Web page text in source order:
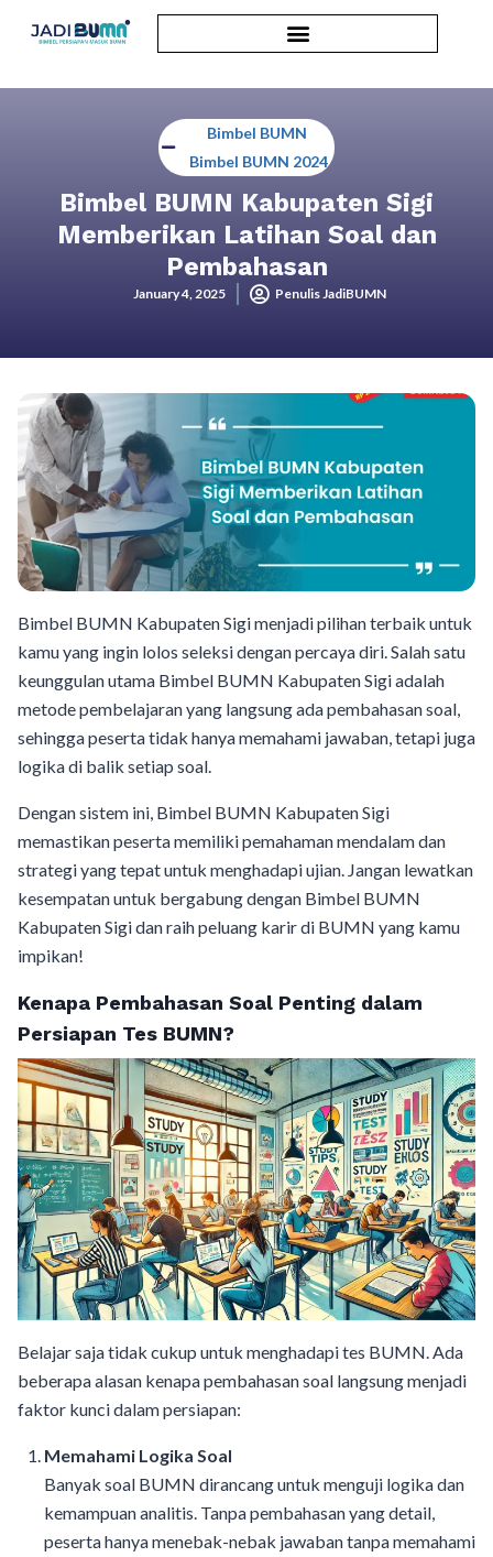
Bimbel BUMN
Bimbel BUMN 2024
Bimbel BUMN Kabupaten Sigi
Memberikan Latihan Soal dan
Pembahasan
January 4, 2025 Penulis JadiBUMN
Bimbel BUMN Kabupaten Sigi menjadi pilihan terbaik untuk
kamu yang ingin lolos seleksi dengan percaya diri. Salah satu
keunggulan utama Bimbel BUMN Kabupaten Sigi adalah
metode pembelajaran yang langsung ada pembahasan soal,
sehingga peserta tidak hanya memahami jawaban, tetapi juga
logika di balik setiap soal.
Dengan sistem ini, Bimbel BUMN Kabupaten Sigi
memastikan peserta memiliki pemahaman mendalam dan
strategi yang tepat untuk menghadapi ujian. Jangan lewatkan
kesempatan untuk bergabung dengan Bimbel BUMN
Kabupaten Sigi dan raih peluang karir di BUMN yang kamu
impikan!
Kenapa Pembahasan Soal Penting dalam
Persiapan Tes BUMN?
Belajar saja tidak cukup untuk menghadapi tes BUMN. Ada
beberapa alasan kenapa pembahasan soal langsung menjadi
faktor kunci dalam persiapan:
Memahami Logika Soal
Banyak soal BUMN dirancang untuk menguji logika dan
kemampuan analitis. Tanpa pembahasan yang detail,
peserta hanya menebak-nebak jawaban tanpa memahami